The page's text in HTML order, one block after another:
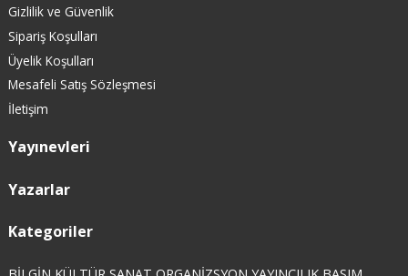
Gizlilik ve Güvenlik
Sipariş Koşulları
Üyelik Koşulları
Mesafeli Satış Sözleşmesi
İletişim
Yayınevleri
Yazarlar
Kategoriler